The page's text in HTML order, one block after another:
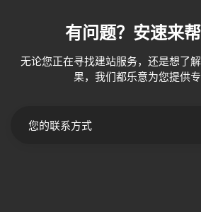
有问题？安速来
无论您正在寻找建站服务，还是想了
果，我们都乐意为您提供专